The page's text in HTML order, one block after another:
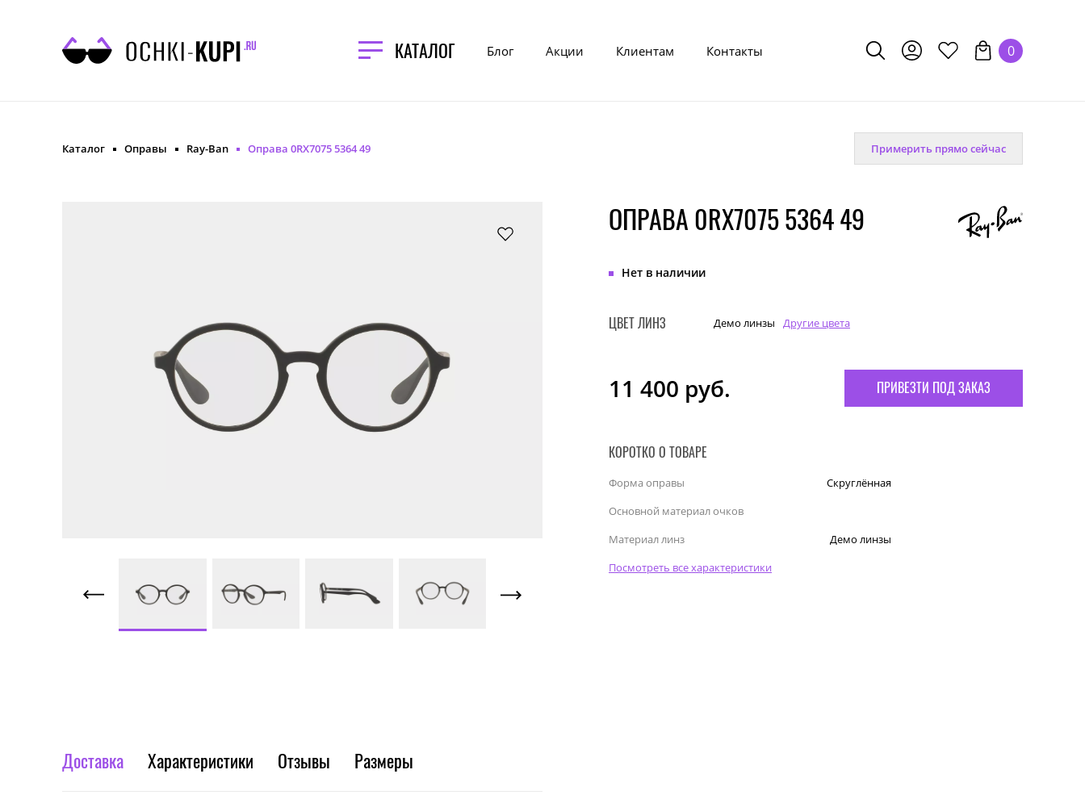
КАТАЛОГ Блог Акции Клиентам Контакты 0
Каталог Оправы Ray-Ban Оправа 0RX7075 5364 49 Примерить прямо сейчас
ОПРАВА 0RX7075 5364 49
Нет в наличии
ЦВЕТ ЛИНЗ Демо линзы Другие цвета
11 400 руб. ПРИВЕЗТИ ПОД ЗАКАЗ
КОРОТКО О ТОВАРЕ
Форма оправы
Скруглённая
Основной материал очков
Материал линз
Демо линзы
Посмотреть все характеристики
Доставка Характеристики Отзывы Размеры